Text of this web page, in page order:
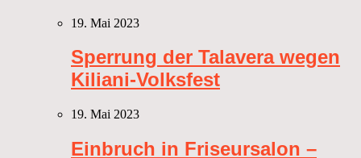
19. Mai 2023
Sperrung der Talavera wegen
Kiliani-Volksfest
19. Mai 2023
Einbruch in Friseursalon –